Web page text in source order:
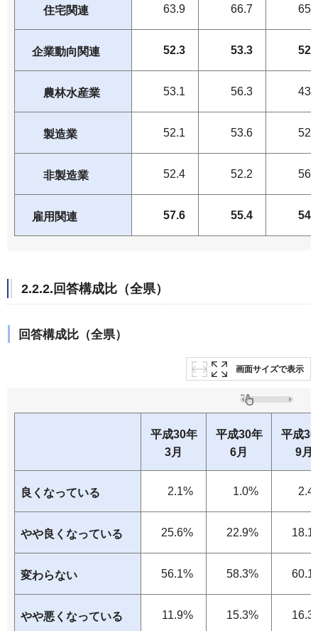
住宅関連 63.9 66.7
企業動向関連 52.3 53.3
農林水産業 53.1 56.3
製造業 52.1 53.6
非製造業 52.4 52.2
雇用関連 57.6 55.4
2.2.2.回答構成比（全県）
回答構成比（全県）
画面サイズで表示
平成30年
3月
平成30年
6月
平成
9月
良くなっている 2.1% 1.0%
やや良くなっている 25.6% 22.9%
変わらない 56.1% 58.3%
やや悪くなっている 11.9% 15.3%